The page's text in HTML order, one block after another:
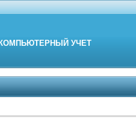
КОМПЬЮТЕРНЫЙ УЧЕТ